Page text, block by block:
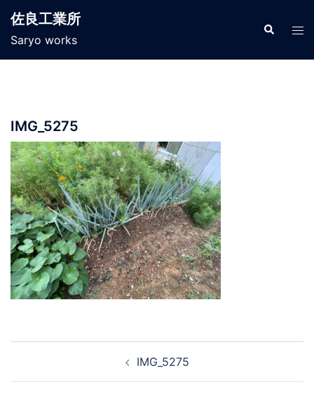
ン
佐良工業所
Saryo works
検
索
ト
IMG_5275
IMG_5275